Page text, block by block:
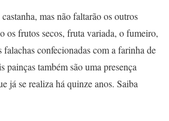
mas não faltarão os outros
os frutos secos, fruta variada, o fumeiro,
confecionadas com a farinha de
painças também são uma presença
já se realiza há quinze anos. Saiba